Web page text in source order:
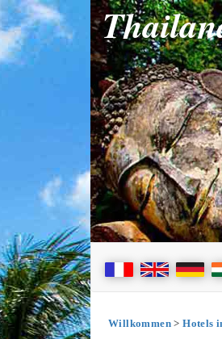
Willkommen>Hotels